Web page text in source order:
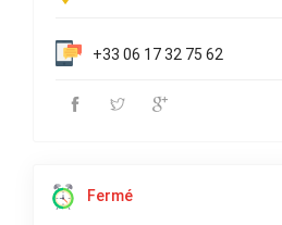
+33 06 17 32 75 62
Fermé